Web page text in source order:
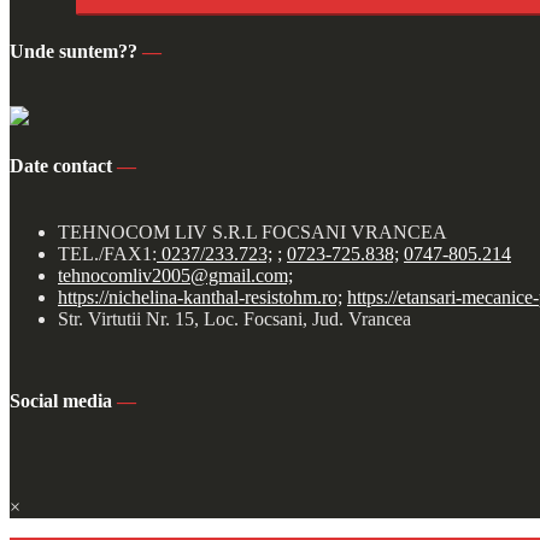
Unde suntem?? —
Date contact —
TEHNOCOM LIV S.R.L FOCSANI VRANCEA
TEL./FAX1: 0237/233.723; ; 0723-725.838; 0747-805.214
tehnocomliv2005@gmail.com;
https://nichelina-kanthal-resistohm.ro; https://etansari-
Str. Virtutii Nr. 15, Loc. Focsani, Jud. Vrancea
Social media —
×